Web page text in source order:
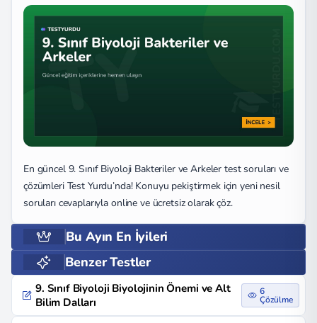
En güncel 9. Sınıf Biyoloji Bakteriler ve Arkeler test soruları ve
çözümleri Test Yurdu’nda! Konuyu pekiştirmek için yeni nesil
soruları cevaplarıyla online ve ücretsiz olarak çöz.
Bu Ayın En İyileri
Benzer Testler
9. Sınıf Biyoloji Biyolojinin Önemi ve Alt
Bilim Dalları
6
Çözülme